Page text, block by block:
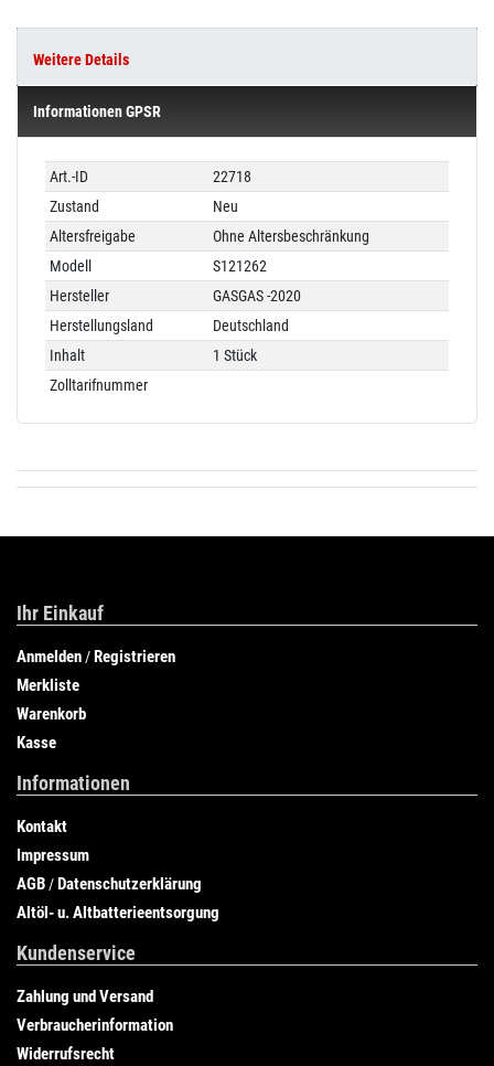
Weitere Details
Informationen GPSR
Technisches
Merkmal
Wert
Art.-ID
22718
Zustand
Neu
Altersfreigabe
Ohne Altersbeschränkung
Modell
S121262
Hersteller
GASGAS -2020
Herstellungsland
Deutschland
Inhalt
1 Stück
Zolltarifnummer
Ihr Einkauf
Anmelden /Registrieren
Merkliste
Warenkorb
Kasse
Informationen
Kontakt
Impressum
AGB /Datenschutzerklärung
Altöl- u. Altbatterieentsorgung
Kundenservice
Zahlung und Versand
Verbraucherinformation
Widerrufsrecht